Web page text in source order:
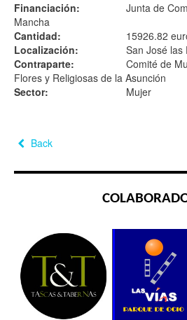
Financiación:
Junta de
Mancha
Cantidad:
15926.82
Localización:
San José las
Contraparte:
Comité de
Flores y Religiosas de la Asunción
Sector:
Mujer
Back